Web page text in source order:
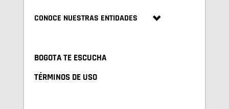
CONOCE NUESTRAS ENTIDADES
BOGOTA TE ESCUCHA
TÉRMINOS DE USO